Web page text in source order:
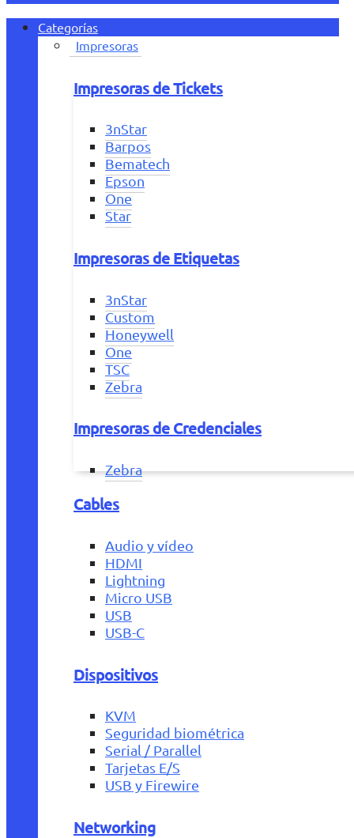
Categorías
Impresoras
Impresoras de Tickets
3nStar
Barpos
Bematech
Epson
One
Star
Impresoras de Etiquetas
3nStar
Custom
Honeywell
One
TSC
Zebra
Impresoras de Credenciales
Zebra
Cables
Audio y vídeo
HDMI
Lightning
Micro USB
USB
USB-C
Dispositivos
KVM
Seguridad biométrica
Serial / Parallel
Tarjetas E/S
USB y Firewire
Networking